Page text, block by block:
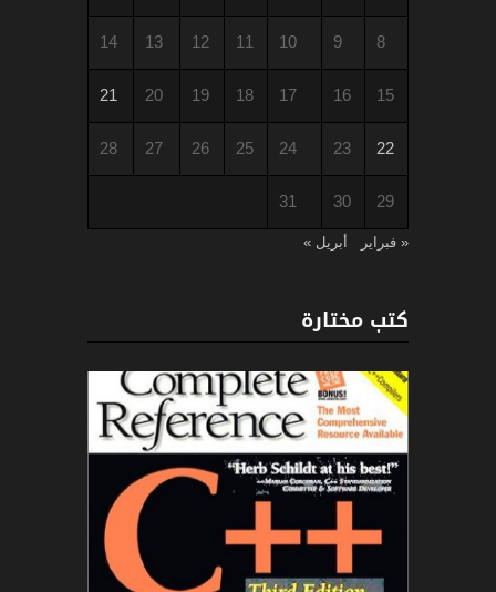
8
9
10
11
12
13
14
15
16
17
18
19
20
21
22
23
24
25
26
27
28
29
30
31
« فبراير أبريل »
كتب مختارة